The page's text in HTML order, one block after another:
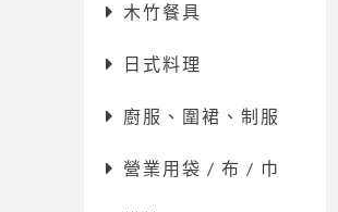
木竹餐具
日式料理
廚服、圍裙、制服
營業用袋 / 布 / 巾